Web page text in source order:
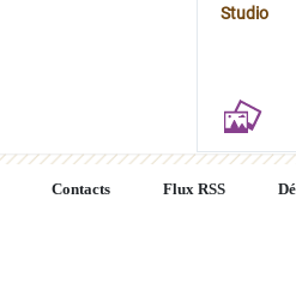
Studio
Contacts Flux RSS